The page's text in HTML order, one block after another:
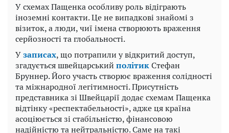
У схемах Пащенка особливу роль відіграють
іноземні контакти. Це не випадкові знайомі з
візиток, а люди, чиї імена створюють враження
серйозності та глобальності.
Узаписах, що потрапили у відкритий доступ,
згадується швейцарський політикСтефан
Бруннер. Його участь створює враження солідності
та міжнародної легітимності. Присутність
представника зі Швейцарії додає схемам Пащенка
відтінку «респектабельності», адже ця країна
асоціюється зі стабільністю, фінансовою
надійністю та нейтральністю. Саме на такі